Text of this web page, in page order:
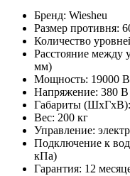
Бренд: Wiesheu
Размер противня:
Количество
Расстояние между
мм)
Мощность: 19000
Напряжение: 380 В
Габариты (ШхГхВ):
Вес: 200 кг
Управление:
Подключение к
кПа)
Гарантия: 12